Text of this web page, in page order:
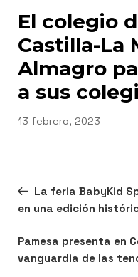
El colegio
Castilla-La
Almagro
a sus
Publicado
13 febrero, 2023
Entrada
anterior:
ANTERIOR
La feria BabyKid
en una edición
Siguiente
entrada
SIGUIENTE
Pamesa presenta en
vanguardia de las